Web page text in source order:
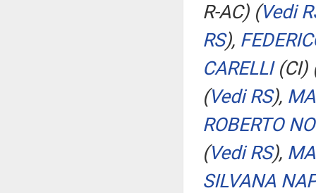
R-AC) (Vedi
RS),
CARELLI(CI)
(Vedi RS),
ROBERTO
(Vedi RS),
SILVANA